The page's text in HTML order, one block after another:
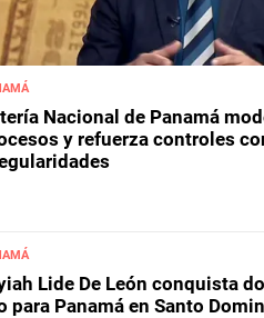
Nacional de Panamá
y refuerza controles
Lide De León conquista
para Panamá en Santo